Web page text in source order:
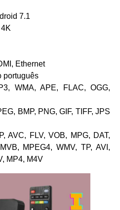
7.1
Ethernet
português
WMA, APE, FLAC, OGG,
BMP, PNG, GIF, TIFF, JPS
AVC, FLV, VOB, MPG, DAT,
MPEG4, WMV, TP, AVI,
MP4, M4V